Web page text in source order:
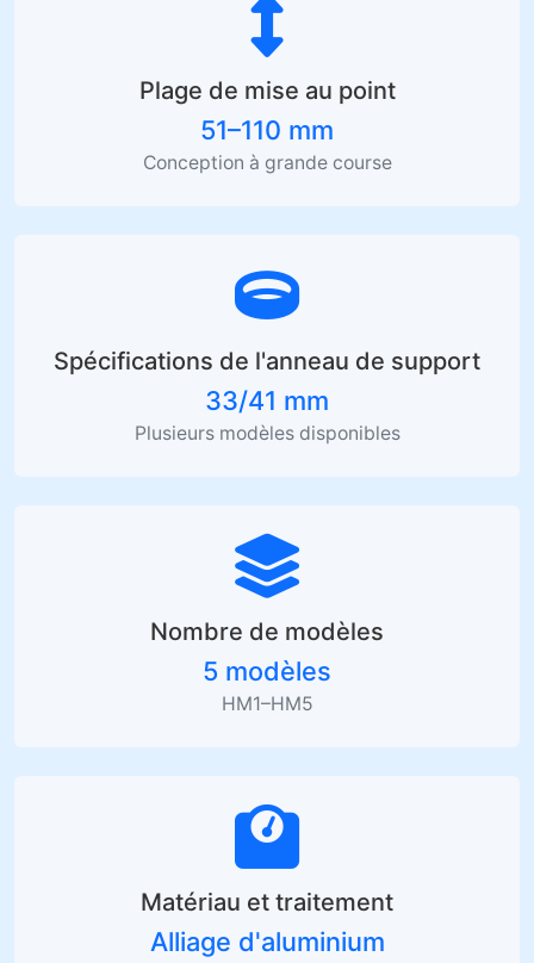
Plage de mise au point
51–110 mm
Conception à grande course
Spécifications de l'anneau de support
33/41 mm
Plusieurs modèles disponibles
Nombre de modèles
5 modèles
HM1–HM5
Matériau et traitement
Alliage d'aluminium